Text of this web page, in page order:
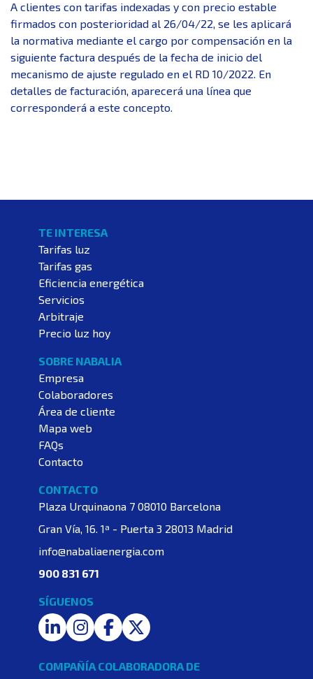
A clientes con tarifas indexadas y con precio estable
firmados con posterioridad al 26/04/22, se les aplicará
la normativa mediante el cargo por compensación en la
siguiente factura después de la fecha de inicio del
mecanismo de ajuste regulado en el RD 10/2022. En
detalles de facturación, aparecerá una línea que
corresponderá a este concepto.
CONTACTO
Plaza Urquinaona 7 08010 Barcelona
Gran Vía, 16. 1ª - Puerta 3 28013 Madrid
info@nabaliaenergia.com
900 831 671
TE INTERESA
Tarifas luz
Tarifas gas
Eficiencia energética
Servicios
Arbitraje
Precio luz hoy
SOBRE NABALIA
Empresa
Colaboradores
Área de cliente
Mapa web
FAQs
Contacto
SÍGUENOS
LinkedInInstagram
FacebookTwitter
COMPAÑÍA COLABORADORA DE